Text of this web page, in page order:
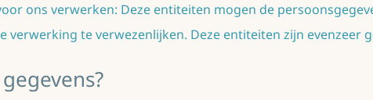
ons verwerken: Deze entiteiten mogen de
verwerking te verwezenlijken. Deze entiteiten zijn evenzeer